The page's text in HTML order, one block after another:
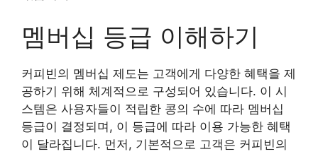
멤버십 등급 이해하기
커피빈의 멤버십 제도는 고객에게 다양한 혜택을 제
공하기 위해 체계적으로 구성되어 있습니다. 이 시
스템은 사용자들이 적립한 콩의 수에 따라 멤버십
등급이 결정되며, 이 등급에 따라 이용 가능한 혜택
이 달라집니다. 먼저, 기본적으로 고객은 커피빈의